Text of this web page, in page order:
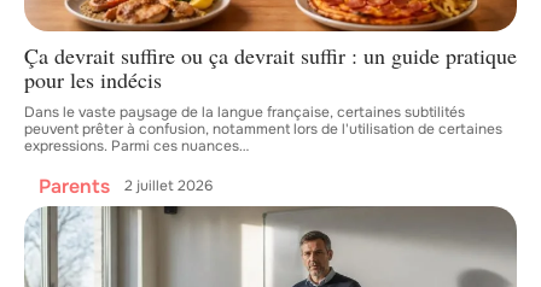
Ça devrait suffire ou ça devrait suffir : un guide pratique
pour les indécis
Dans le vaste paysage de la langue française, certaines subtilités
peuvent prêter à confusion, notamment lors de l'utilisation de certaines
expressions. Parmi ces nuances…
Parents 2 juillet 2026